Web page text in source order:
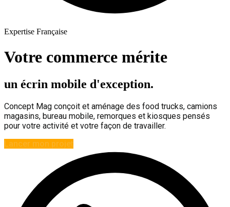
Expertise Française
Votre commerce mérite
un écrin mobile d'exception.
Concept Mag conçoit et aménage des food trucks, camions
magasins, bureau mobile, remorques et kiosques pensés
pour votre activité et votre façon de travailler.
Lancer mon projet